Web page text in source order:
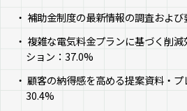
補助金制度の最新情報の調査およ
複雑な電気料金プランに基づく削
ション：37.0%
顧客の納得感を高める提案資料・プ
30.4%